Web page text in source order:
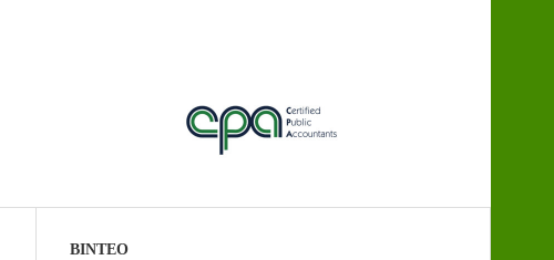
ΒΙΝΤΕΟ